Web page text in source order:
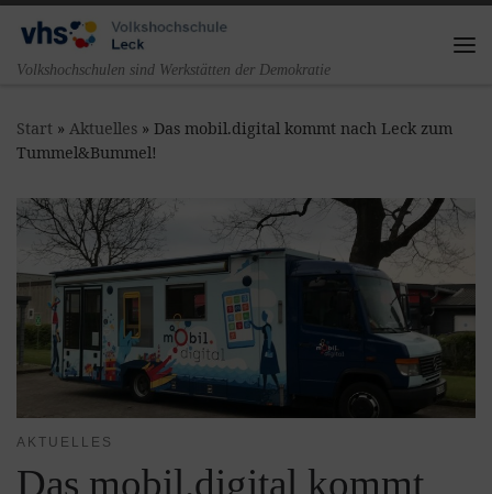
Zum Inhalt springen
Volkshochschulen sind Werkstätten der Demokratie
Start » Aktuelles » Das mobil.digital kommt nach Leck zum
Tummel&Bummel!
AKTUELLES
Das mobil.digital kommt